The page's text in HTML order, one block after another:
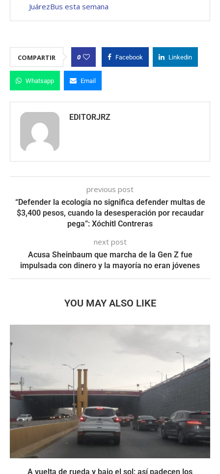
JuárezBus esta semana
COMPARTIR 0 Facebook Linkedin
Whatsapp Email
EDITORJRZ
previous post
“Defender la ecología no significa defender multas de
$3,400 pesos, cuando la desesperación por recaudar
pega”: Xóchitl Contreras
next post
Acusa Sheinbaum que marcha de la Gen Z fue
impulsada con dinero y la mayoría no eran jóvenes
YOU MAY ALSO LIKE
A vuelta de rueda y bajo el sol: así padecen los